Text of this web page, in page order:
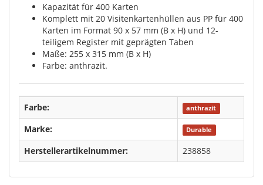
Kapazität für 400 Karten
Komplett mit 20 Visitenkartenhüllen aus PP für 400
Karten im Format 90 x 57 mm (B x H) und 12-
teiligem Register mit geprägten Taben
Maße: 255 x 315 mm (B x H)
Farbe: anthrazit.
Farbe: anthrazit
Marke: Durable
Herstellerartikelnummer: 238858